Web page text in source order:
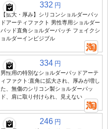
332 円
【拡大・厚み】シリコンショルダーパッ
ドアーティファクト 男性専用ショルダー
パッド直角ショルダーパッチ フェイクシ
ョルダーインビジブル
334 円
男性用の特別なショルダーパッドアーテ
ィファクト:直角に拡大され、厚みが増し
た、無傷のシリコン製ショルダーパッ
ド、肩に取り付けられ、見えない
246 円